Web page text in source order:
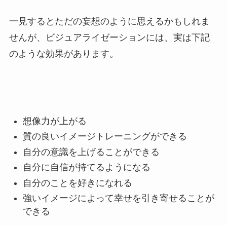
一見するとただの妄想のように思えるかもしれま
せんが、ビジュアライゼーションには、実は下記
のような効果があります。
想像力が上がる
質の良いイメージトレーニングができる
自分の意識を上げることができる
自分に自信が持てるようになる
自分のことを好きになれる
強いイメージによって幸せを引き寄せることが
できる